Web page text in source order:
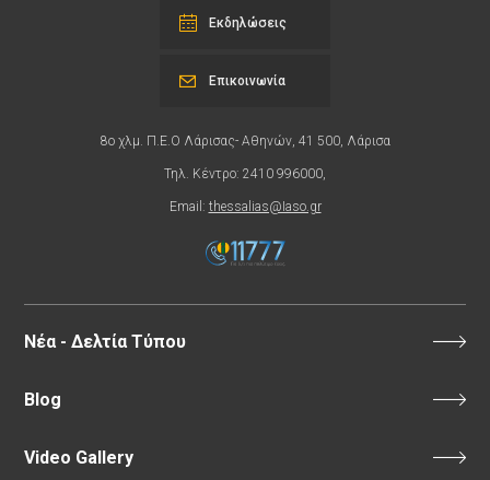
Εκδηλώσεις
8ο χλμ. Π.Ε.Ο Λάρισας- Αθηνών, 41 500, Λάρισα
Τηλ. Κέντρο: 2410 996000,
Email: thessalias@Iaso.gr
Επικοινωνία
Νέα - Δελτία Τύπου
Blog
Video Gallery